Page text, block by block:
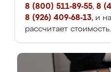
8 (800) 511-89-55, 8
8 (926) 409-68-13, и
рассчитает стоимость.